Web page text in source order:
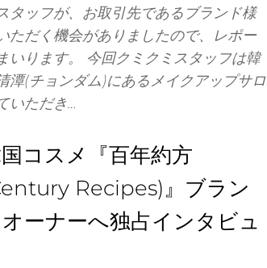
タッフが、お取引先であるブランド様
ただく機会がありましたので、レポー
いります。 今回クミクミスタッフは韓
潭(チョンダム)にあるメイクアップサロ
いただき…
コスメ『百年約方
Recipes)』ブラン
オーナーへ独占インタビュ